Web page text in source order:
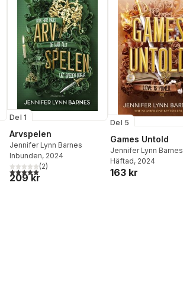
Del 1
Arvspelen
Jennifer Lynn Barnes
Inbunden, 2024
5,0utav 5 stjärnor. Totalt antal röster:
(2)
209 kr
Del 5
Games Untold
Jennifer Lynn Barnes
Häftad, 2024
163 kr